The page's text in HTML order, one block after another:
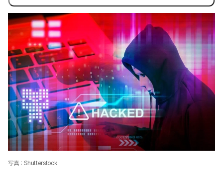
写真：Shutterstock